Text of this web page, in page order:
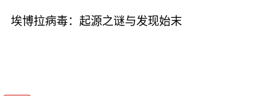
埃博拉病毒：起源之谜与发现始末